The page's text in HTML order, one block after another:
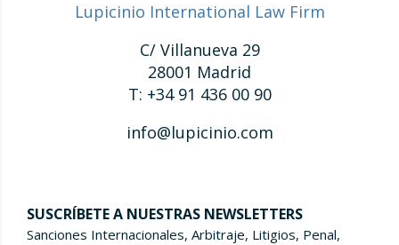
Lupicinio International Law Firm
C/ Villanueva 29
28001 Madrid
T: +34 91 436 00 90
info@lupicinio.com
SUSCRÍBETE A NUESTRAS NEWSLETTERS
Sanciones Internacionales, Arbitraje, Litigios, Penal,